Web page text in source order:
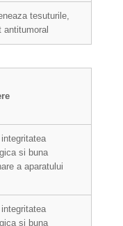
tesuturile,
antitumoral
si buna
a aparatului
si buna